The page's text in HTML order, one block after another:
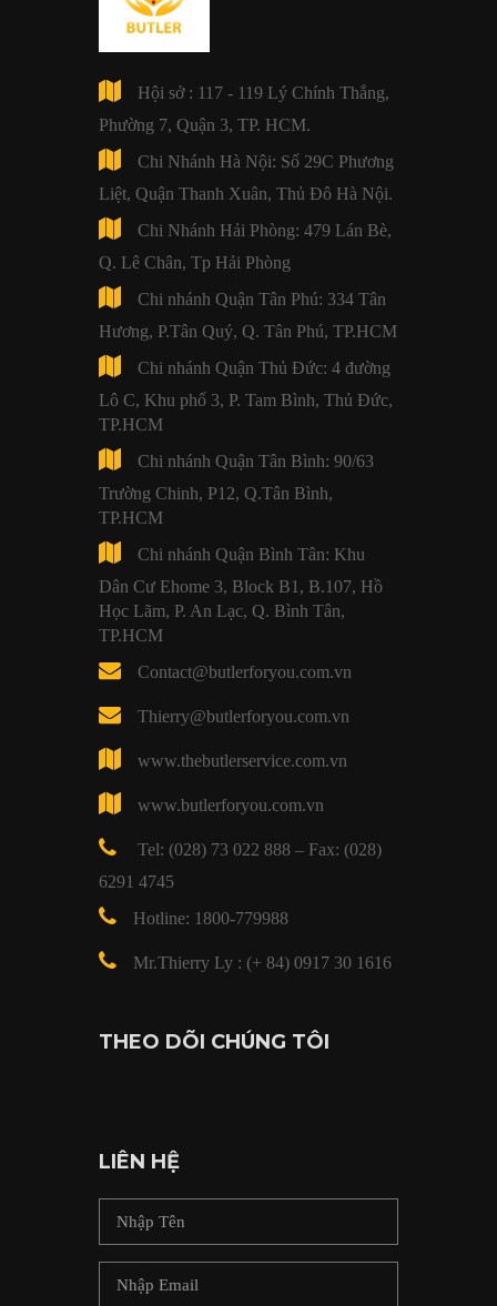
Hội sở : 117 - 119 Lý Chính Thắng,
Phường 7, Quận 3, TP. HCM.
Chi Nhánh Hà Nội: Số 29C Phương
Liệt, Quận Thanh Xuân, Thủ Đô Hà Nội.
Chi Nhánh Hải Phòng: 479 Lán Bè,
Q. Lê Chân, Tp Hải Phòng
Chi nhánh Quận Tân Phú: 334 Tân
Hương, P.Tân Quý, Q. Tân Phú, TP.HCM
Chi nhánh Quận Thủ Đức: 4 đường
Lô C, Khu phố 3, P. Tam Bình, Thủ Đức,
TP.HCM
Chi nhánh Quận Tân Bình: 90/63
Trường Chinh, P12, Q.Tân Bình,
TP.HCM
Chi nhánh Quận Bình Tân: Khu
Dân Cư Ehome 3, Block B1, B.107, Hồ
Học Lãm, P. An Lạc, Q. Bình Tân,
TP.HCM
Contact@butlerforyou.com.vn
Thierry@butlerforyou.com.vn
www.thebutlerservice.com.vn
www.butlerforyou.com.vn
Tel: (028) 73 022 888 – Fax: (028)
6291 4745
Hotline: 1800-779988
Mr.Thierry Ly : (+ 84) 0917 30 1616
THEO DÕI CHÚNG TÔI
LIÊN HỆ